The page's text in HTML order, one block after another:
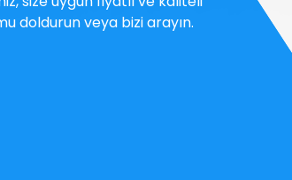
doldurun veya bizi arayın.